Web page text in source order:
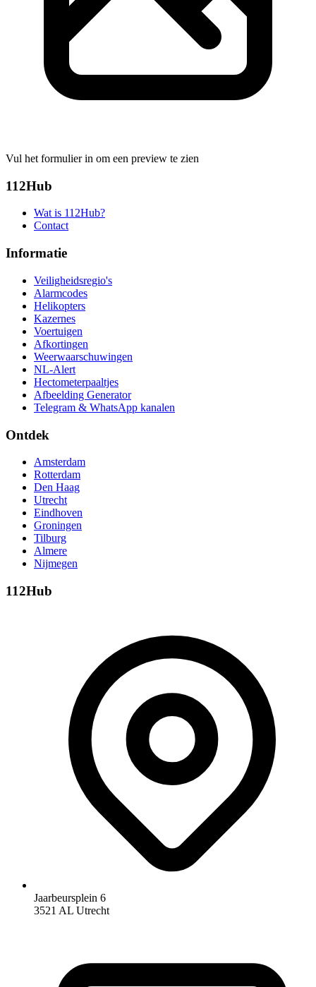
Vul het formulier in om een preview te zien
112Hub
Wat is 112Hub?
Contact
Informatie
Veiligheidsregio's
Alarmcodes
Helikopters
Kazernes
Voertuigen
Afkortingen
Weerwaarschuwingen
NL-Alert
Hectometerpaaltjes
Afbeelding Generator
Telegram & WhatsApp kanalen
Ontdek
Amsterdam
Rotterdam
Den Haag
Utrecht
Eindhoven
Groningen
Tilburg
Almere
Nijmegen
112Hub
Jaarbeursplein 6
3521 AL Utrecht